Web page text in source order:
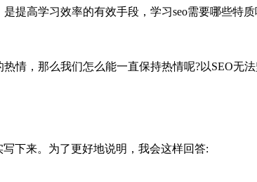
高学习效率的有效手段，学习seo需要哪些特质
，那么我们怎么能一直保持热情呢?以SEO无
下来。为了更好地说明，我会这样回答: